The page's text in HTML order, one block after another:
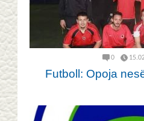
0
Futboll: Opoja